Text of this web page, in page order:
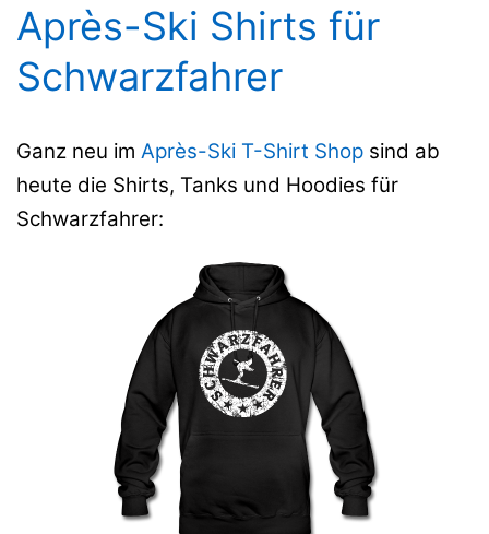
Après-Ski Shirts für
Schwarzfahrer
Ganz neu im Après-Ski T-Shirt Shop sind ab
heute die Shirts, Tanks und Hoodies für
Schwarzfahrer: